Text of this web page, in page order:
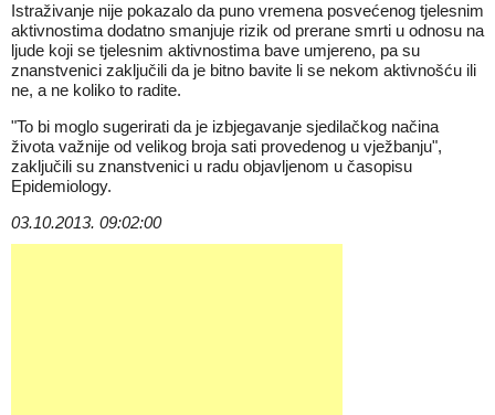
Istraživanje nije pokazalo da puno vremena posvećenog tjelesnim
aktivnostima dodatno smanjuje rizik od prerane smrti u odnosu na
ljude koji se tjelesnim aktivnostima bave umjereno, pa su
znanstvenici zaključili da je bitno bavite li se nekom aktivnošću ili
ne, a ne koliko to radite.
"To bi moglo sugerirati da je izbjegavanje sjedilačkog načina
života važnije od velikog broja sati provedenog u vježbanju",
zaključili su znanstvenici u radu objavljenom u časopisu
Epidemiology.
03.10.2013. 09:02:00